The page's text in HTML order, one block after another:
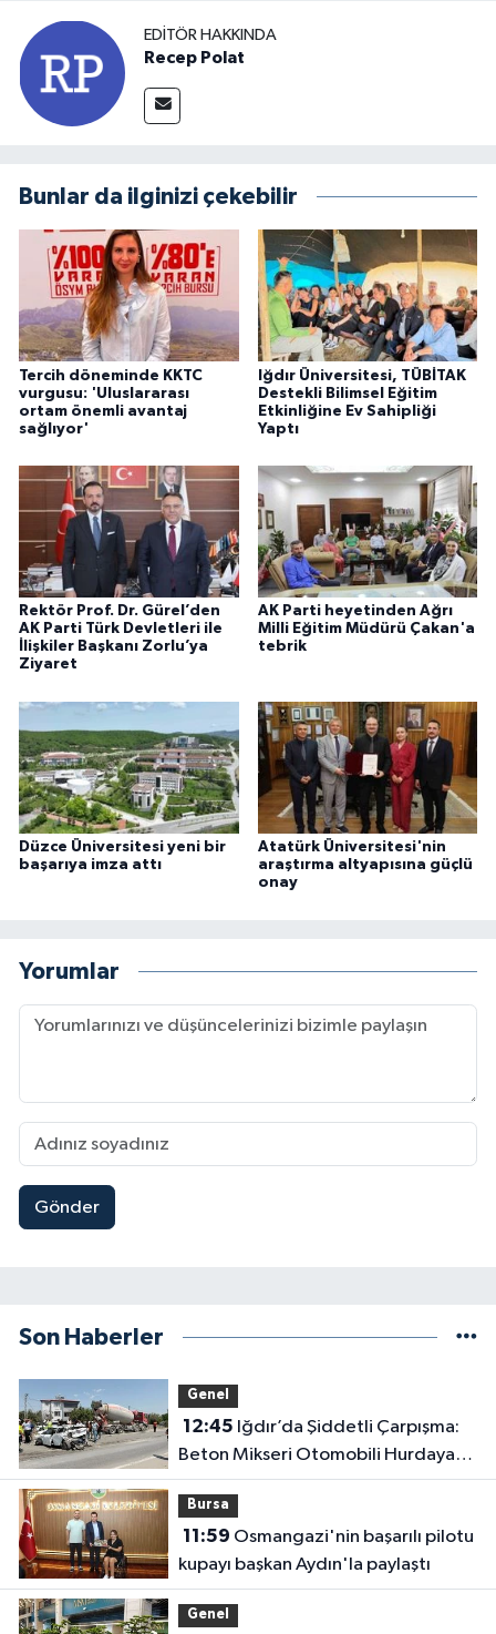
EDITÖR HAKKINDA
Recep Polat
Bunlar da ilginizi çekebilir
Tercih döneminde KKTC
vurgusu: 'Uluslararası
ortam önemli avantaj
sağlıyor'
Iğdır Üniversitesi, TÜBİTAK
Destekli Bilimsel Eğitim
Etkinliğine Ev Sahipliği
Yaptı
Rektör Prof. Dr. Gürel’den
AK Parti Türk Devletleri ile
İlişkiler Başkanı Zorlu’ya
Ziyaret
AK Parti heyetinden Ağrı
Milli Eğitim Müdürü Çakan'a
tebrik
Düzce Üniversitesi yeni bir
başarıya imza attı
Atatürk Üniversitesi'nin
araştırma altyapısına güçlü
onay
Yorumlar
Gönder
Son Haberler
Genel
12:45
Beton Mikseri Otomobili Hurdaya
Çevirdi (4 Yaralı)
Bursa
11:59
kupayı başkan Aydın'la paylaştı
Genel